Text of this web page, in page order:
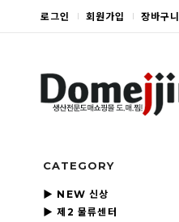
로그인 회원가입 장바구니
CATEGORY
▶ NEW 신상
▶ 제2 물류센터